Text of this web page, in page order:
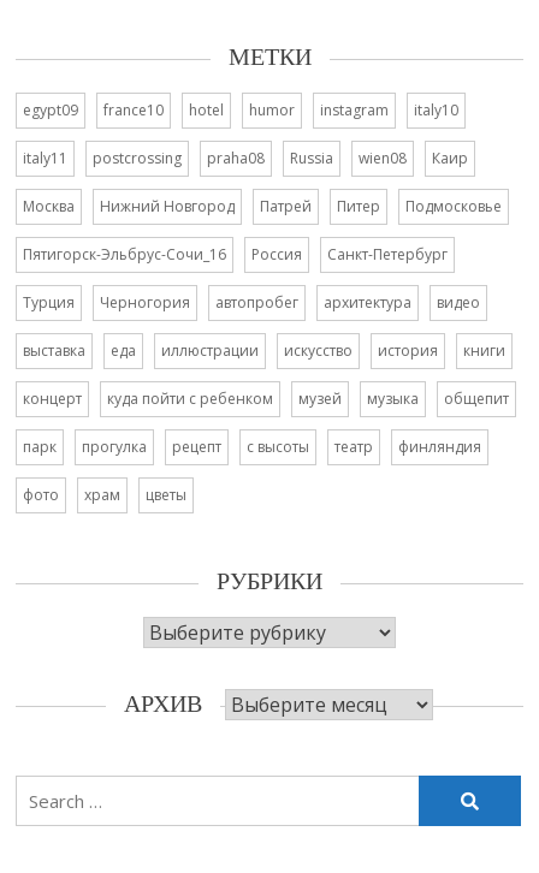
МЕТКИ
egypt09 france10 hotel humor instagram italy10
italy11 postcrossing praha08 Russia wien08 Каир
Москва Нижний Новгород Патрей Питер Подмосковье
Пятигорск-Эльбрус-Сочи_16 Россия Санкт-Петербург
Турция Черногория автопробег архитектура видео
выставка еда иллюстрации искусство история книги
концерт куда пойти с ребенком музей музыка общепит
парк прогулка рецепт с высоты театр финляндия
фото храм цветы
РУБРИКИ
Рубрики
АРХИВ Архив
Search
for: